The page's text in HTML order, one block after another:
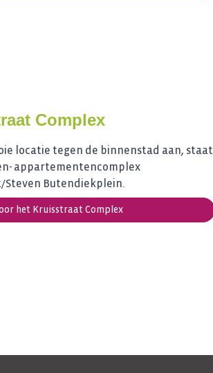
Complex
locatie tegen de binnenstad aan, staat
appartementencomplex
Steven Butendiekplein.
het Kruisstraat Complex